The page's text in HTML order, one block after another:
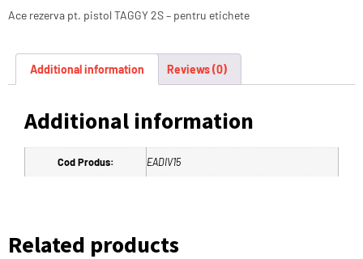
Ace rezerva pt. pistol TAGGY 2S – pentru etichete
Additional information Reviews (0)
Additional information
Cod Produs: EADIV15
Related products